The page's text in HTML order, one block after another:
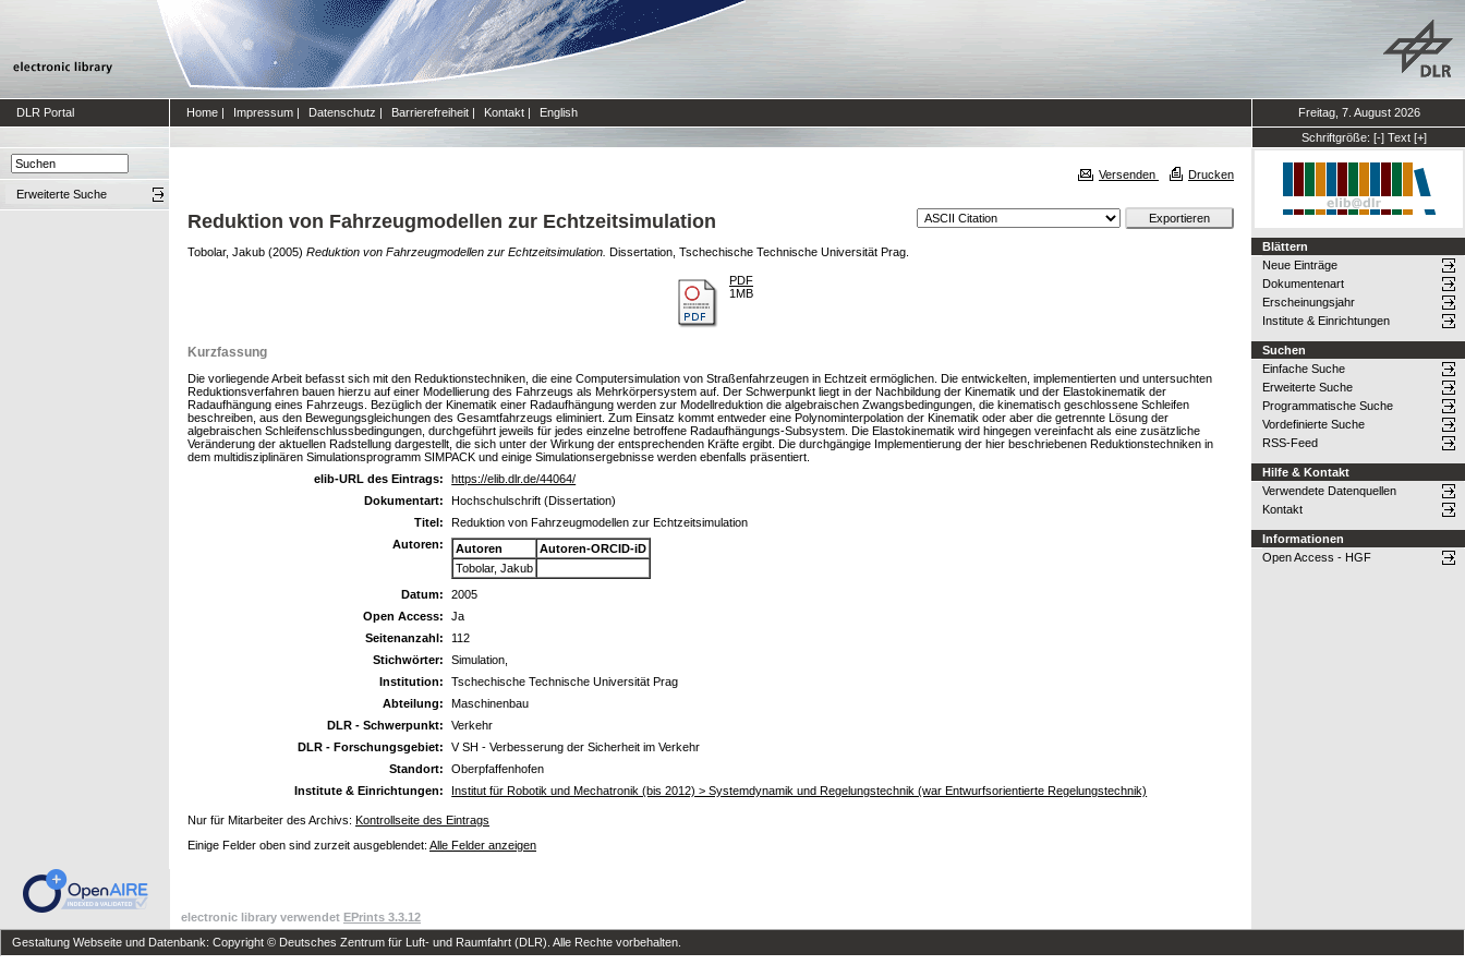
DLR Portal Home | Impressum | Datenschutz | Barrierefreiheit | Kontakt | English
Freitag, 7. August 2026
Schriftgröße: [-] Text [+]
Erweiterte Suche
Versenden Drucken
Reduktion von Fahrzeugmodellen zur Echtzeitsimulation
Tobolar, Jakub (2005) Reduktion von Fahrzeugmodellen zur Echtzeitsimulation. Dissertation, Tschechische Technische Universität Prag.
PDF
1MB
Kurzfassung
Die vorliegende Arbeit befasst sich mit den Reduktionstechniken, die eine Computersimulation von Straßenfahrzeugen in Echtzeit ermöglichen. Die entwickelten, implementierten und untersuchten
Reduktionsverfahren bauen hierzu auf einer Modellierung des Fahrzeugs als Mehrkörpersystem auf. Der Schwerpunkt liegt in der Nachbildung der Kinematik und der Elastokinematik der
Radaufhängung eines Fahrzeugs. Bezüglich der Kinematik einer Radaufhängung werden zur Modellreduktion die algebraischen Zwangsbedingungen, die kinematisch geschlossene Schleifen
beschreiben, aus den Bewegungsgleichungen des Gesamtfahrzeugs eliminiert. Zum Einsatz kommt entweder eine Polynominterpolation der Kinematik oder aber die getrennte Lösung der
algebraischen Schleifenschlussbedingungen, durchgeführt jeweils für jedes einzelne betroffene Radaufhängungs-Subsystem. Die Elastokinematik wird hingegen vereinfacht als eine zusätzliche
Veränderung der aktuellen Radstellung dargestellt, die sich unter der Wirkung der entsprechenden Kräfte ergibt. Die durchgängige Implementierung der hier beschriebenen Reduktionstechniken in
dem multidisziplinären Simulationsprogramm SIMPACK und einige Simulationsergebnisse werden ebenfalls präsentiert.
elib-URL des Eintrags:
https://elib.dlr.de/44064/
Dokumentart:
Hochschulschrift (Dissertation)
Titel:
Reduktion von Fahrzeugmodellen zur Echtzeitsimulation
Autoren:
Autoren
Autoren-ORCID-iD
Tobolar, Jakub
Datum:
2005
Open Access:
Ja
Seitenanzahl:
112
Stichwörter:
Simulation,
Institution:
Tschechische Technische Universität Prag
Abteilung:
Maschinenbau
DLR - Schwerpunkt:
Verkehr
DLR - Forschungsgebiet:
V SH - Verbesserung der Sicherheit im Verkehr
Standort:
Oberpfaffenhofen
Institute & Einrichtungen:
Institut für Robotik und Mechatronik (bis 2012) > Systemdynamik und Regelungstechnik (war Entwurfsorientierte Regelungstechnik)
Nur für Mitarbeiter des Archivs: Kontrollseite des Eintrags
Einige Felder oben sind zurzeit ausgeblendet: Alle Felder anzeigen
Blättern
Neue Einträge
Dokumentenart
Erscheinungsjahr
Institute & Einrichtungen
Suchen
Einfache Suche
Erweiterte Suche
Programmatische Suche
Vordefinierte Suche
RSS-Feed
Hilfe & Kontakt
Verwendete Datenquellen
Kontakt
Informationen
Open Access - HGF
electronic library verwendet EPrints 3.3.12
Gestaltung Webseite und Datenbank: Copyright © Deutsches Zentrum für Luft- und Raumfahrt (DLR). Alle Rechte vorbehalten.